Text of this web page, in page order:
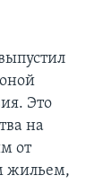
Это
на
от
жильем,